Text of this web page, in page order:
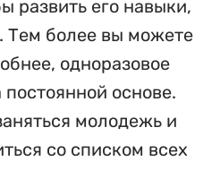
развить его навыки,
Тем более вы можете
одноразовое
основе.
молодежь и
со списком всех